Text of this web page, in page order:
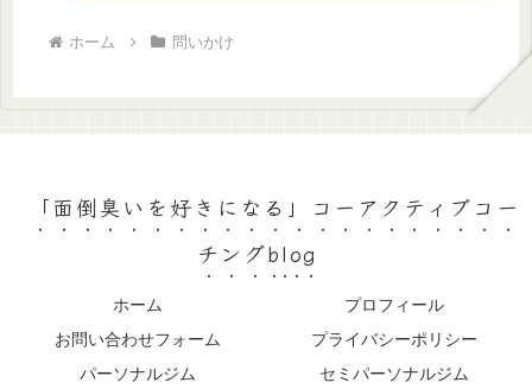
ホーム 問いかけ
「面倒臭いを好きになる」コーアクティブコー
チングblog
ホーム
プロフィール
お問い合わせフォーム
プライバシーポリシー
パーソナルジム
セミパーソナルジム